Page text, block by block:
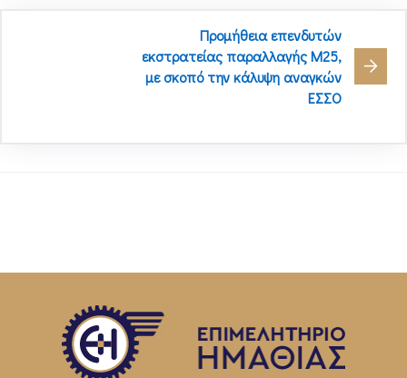
Προμήθεια επενδυτών
εκστρατείας παραλλαγής Μ25,
με σκοπό την κάλυψη αναγκών
ΕΣΣΟ